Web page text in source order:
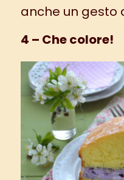
anche un gesto
4 – Che colore!